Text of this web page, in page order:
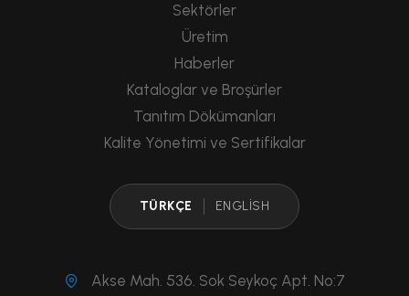
Sektörler
Üretim
Haberler
Kataloglar ve Broşürler
Tanıtım Dökümanları
Kalite Yönetimi ve Sertifikalar
TÜRKÇE ENGLISH
Akse Mah. 536. Sok Seykoç Apt. No:7